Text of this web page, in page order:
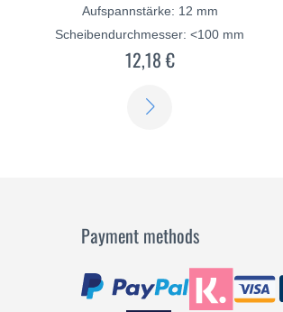
Aufspannstärke: 12 mm
Scheibendurchmesser: <100 mm
12,18 €
Payment methods